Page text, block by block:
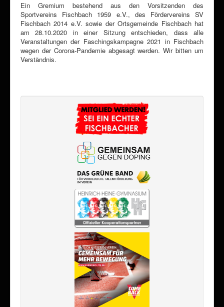
Ein Gremium bestehend aus den Vorsitzenden des
Sportvereins Fischbach 1959 e.V., des Fördervereins SV
Fischbach 2014 e.V. sowie der Ortsgemeinde Fischbach hat
am 28.10.2020 in einer Sitzung entschieden, dass alle
Veranstaltungen der Faschingskampagne 2021 in Fischbach
wegen der Corona-Pandemie abgesagt werden. Wir bitten um
Verständnis.